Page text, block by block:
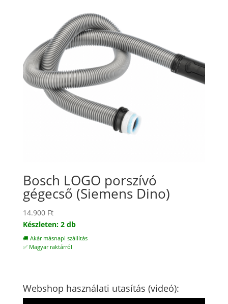
Bosch LOGO porszívó
gégecső (Siemens Dino)
14.900 Ft
Készleten: 2 db
🚚 Akár másnapi szállítás
✅ Magyar raktárról
Webshop használati utasítás (videó):